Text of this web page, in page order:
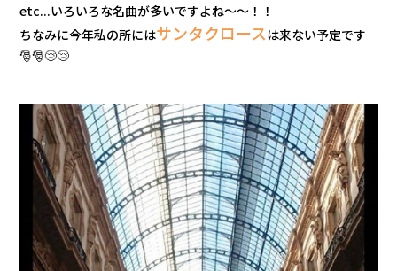
etc...いろいろな名曲が多いですよね～～！！
ちなみに今年私の所にはサンタクロースは来ない予定です
🎅🎅😢😢